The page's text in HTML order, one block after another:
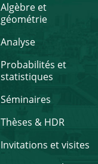
Algèbre et
géométrie
Analyse
Probabilités et
statistiques
Séminaires
Thèses & HDR
Invitations et visites